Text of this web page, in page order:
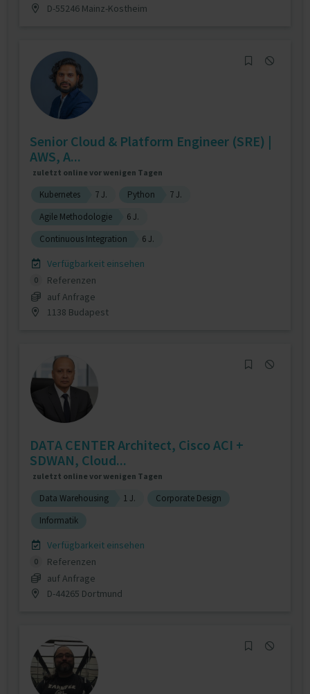
D-55246 Mainz-Kostheim
Senior Cloud & Platform Engineer (SRE) |
AWS, A...
zuletzt online vor wenigen Tagen
Kubernetes 7 J. Python
7 J.
Agile Methodologie
6 J.
Continuous Integration
6 J.
Verfügbarkeit einsehen
0
Referenzen
auf Anfrage
1138 Budapest
DATA CENTER Architect, Cisco ACI +
SDWAN, Cloud...
zuletzt online vor wenigen Tagen
Data Warehousing 1 J.
Corporate Design
Informatik
Verfügbarkeit einsehen
0
Referenzen
auf Anfrage
D-44265 Dortmund